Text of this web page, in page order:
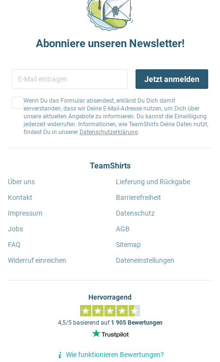
Abonniere unseren Newsletter!
Jetzt anmelden
Wenn Du das Formular absendest, erklärst Du Dich damit
einverstanden, dass wir Deine E-Mail-Adresse nutzen, um Dich über
unsere aktuellen Angebote zu informieren. Du kannst die Einwilligung
jederzeit widerrufen. Informationen, wie TeamShirts Deine Daten nutzt,
findest Du in unserer Datenschutzerklärung.
TeamShirts
Über uns
Kontakt
Impressum
Jobs
FAQ
Widerruf einreichen
Lieferung und Rückgabe
Barrierefreiheit
Datenschutz
AGB
Sitemap
Dateneinstellungen
Hervorragend
4,5/5 basierend auf 1 905 Bewertungen
Wie funktionieren Bewertungen?